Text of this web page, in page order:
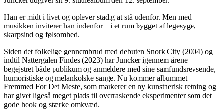
Han er midt i livet og oplever stadig at stå udenfor. Men med
musikken inviterer han indenfor – i et rum bygget af legesyge,
skarpsind og følsomhed.
Siden det folkelige gennembrud med debuten Snork City (2004) og
indtil Nattergalen Findes (2023) har Juncker igennem årene
begejstret både publikum og anmeldere med sine samfundsrevsende,
humoristiske og melankolske sange. Nu kommer albummet
Fremmed For Det Meste, som markerer en ny kunstnerisk retning og
har givet ligeså meget plads til overraskende eksperimenter som det
gode hook og stærke omkvæd.